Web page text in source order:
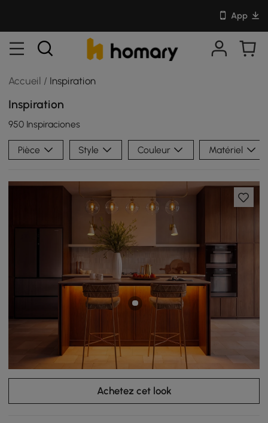
App
Accueil / Inspiration
Inspiration
950 Inspiraciones
Pièce Style Couleur Matériel
Achetez cet look